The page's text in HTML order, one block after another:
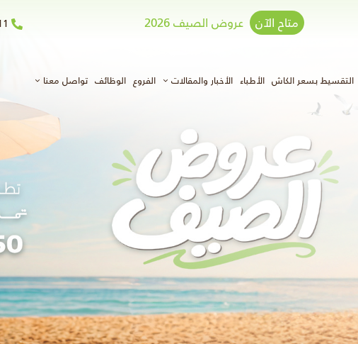
متاح الآن عروض الصيف 2026
التقسيط بسعر الكاش الأطباء الأخبار والمقالات الفروع الوظائف تواصل معنا